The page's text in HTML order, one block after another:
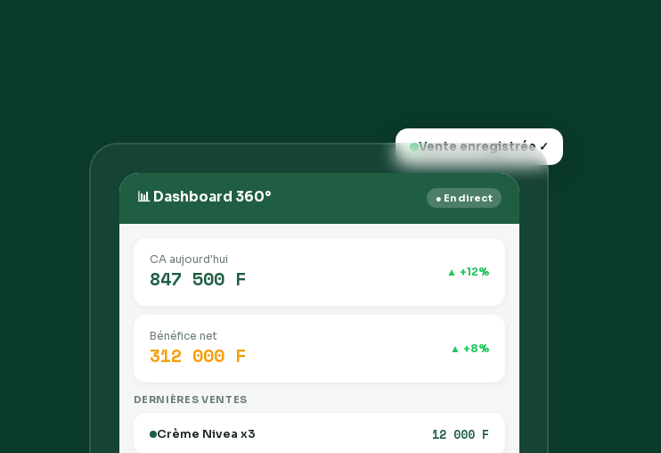
Vente enregistrée ✓
📊 Dashboard 360° ● En direct
CA aujourd'hui
847 500 F ▲ +12%
Bénéfice net
312 000 F ▲ +8%
DERNIÈRES VENTES
Crème Nivea x3 12 000 F